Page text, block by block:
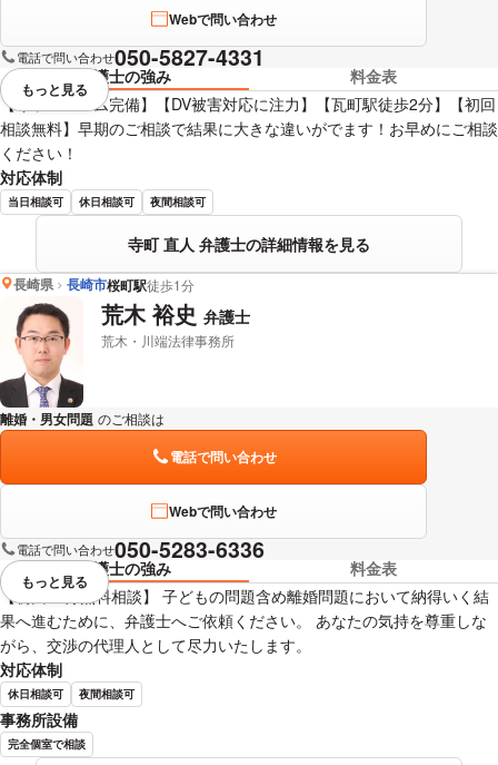
Webで問い合わせ
電話で問い合わせ050-5827-4331
弁護士の強み
料金表
【キッズルーム完備】【DV被害対応に注力】【瓦町駅徒歩2分】【初回
相談無料】早期のご相談で結果に大きな違いがでます！お早めにご相談
ください！
対応体制
当日相談可 休日相談可 夜間相談可
寺町 直人 弁護士の詳細情報を見る
視覚的に省略されている要素を
もっと見る
長崎県 長崎市桜町駅徒歩1分
荒木 裕史 弁護士
荒木・川端法律事務所
離婚・男女問題 のご相談は
電話で問い合わせ
Webで問い合わせ
電話で問い合わせ050-5283-6336
弁護士の強み
料金表
【初回30分無料相談】 子どもの問題含め離婚問題において納得いく結
果へ進むために、弁護士へご依頼ください。 あなたの気持を尊重しな
がら、交渉の代理人として尽力いたします。
対応体制
休日相談可 夜間相談可
事務所設備
完全個室で相談
視覚的に省略されている要素を
もっと見る